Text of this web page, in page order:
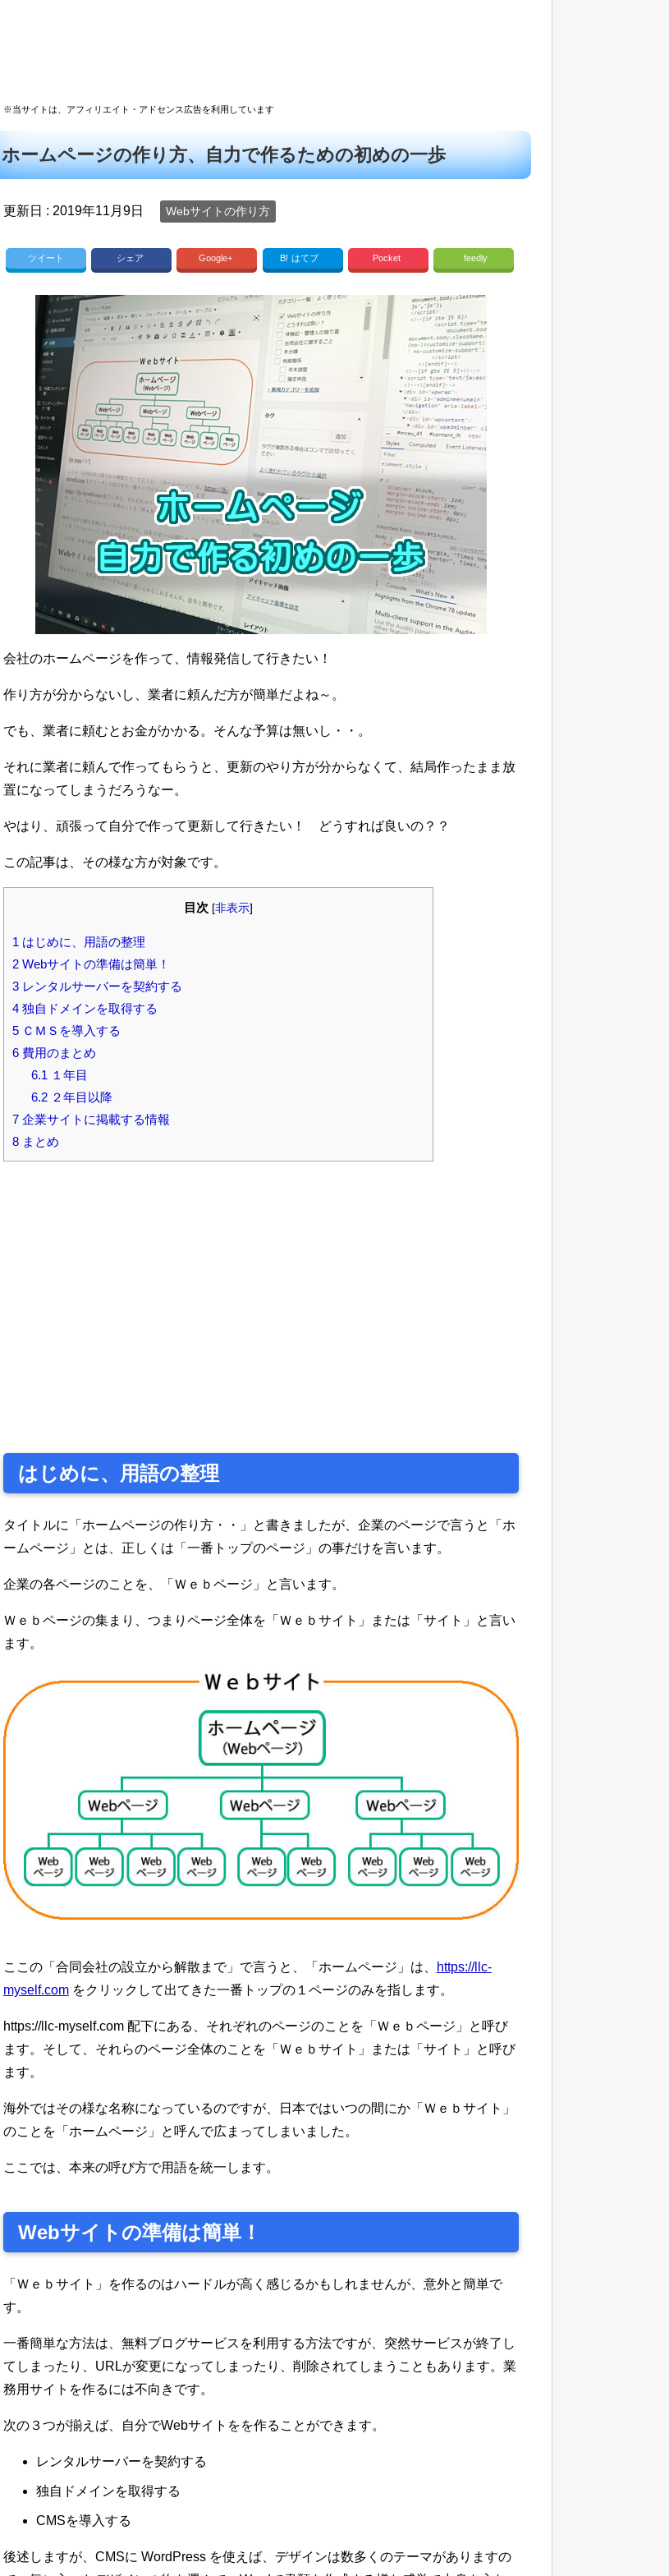
※当サイトは、アフィリエイト・アドセンス広告を利用しています
ホームページの作り方、自力で作るための初めの一歩
更新日 : 2019年11月9日 Webサイトの作り方
ツイート シェア Google+ B! はてブ Pocket feedly
会社のホームページを作って、情報発信して行きたい！
作り方が分からないし、業者に頼んだ方が簡単だよね～。
でも、業者に頼むとお金がかかる。そんな予算は無いし・・。
それに業者に頼んで作ってもらうと、更新のやり方が分からなくて、結局作ったまま放
置になってしまうだろうなー。
やはり、頑張って自分で作って更新して行きたい！ どうすれば良いの？？
この記事は、その様な方が対象です。
目次 [非表示]
1 はじめに、用語の整理
2Webサイトの準備は簡単！
3レンタルサーバーを契約する
4独自ドメインを取得する
5ＣＭＳを導入する
6費用のまとめ
6.1 １年目
6.2２年目以降
7企業サイトに掲載する情報
8まとめ
はじめに、用語の整理
タイトルに「ホームページの作り方・・」と書きましたが、企業のページで言うと「ホ
ームページ」とは、正しくは「一番トップのページ」の事だけを言います。
企業の各ページのことを、「Ｗｅｂページ」と言います。
Ｗｅｂページの集まり、つまりページ全体を「Ｗｅｂサイト」または「サイト」と言い
ます。
ここの「合同会社の設立から解散まで」で言うと、「ホームページ」は、
https://llc-
myself.comをクリックして出てきた一番トップの１ページのみを指します。
https://llc-myself.com 配下にある、それぞれのページのことを「Ｗｅｂページ」と呼び
ます。そして、それらのページ全体のことを「Ｗｅｂサイト」または「サイト」と呼び
ます。
海外ではその様な名称になっているのですが、日本ではいつの間にか「Ｗｅｂサイト」
のことを「ホームページ」と呼んで広まってしまいました。
ここでは、本来の呼び方で用語を統一します。
Webサイトの準備は簡単！
「Ｗｅｂサイト」を作るのはハードルが高く感じるかもしれませんが、意外と簡単で
す。
一番簡単な方法は、無料ブログサービスを利用する方法ですが、突然サービスが終了し
てしまったり、URLが変更になってしまったり、削除されてしまうこともあります。業
務用サイトを作るには不向きです。
次の３つが揃えば、自分でWebサイトをを作ることができます。
レンタルサーバーを契約する
独自ドメインを取得する
CMSを導入する
後述しますが、CMSに WordPress を使えば、デザインは数多くのテーマがありますの